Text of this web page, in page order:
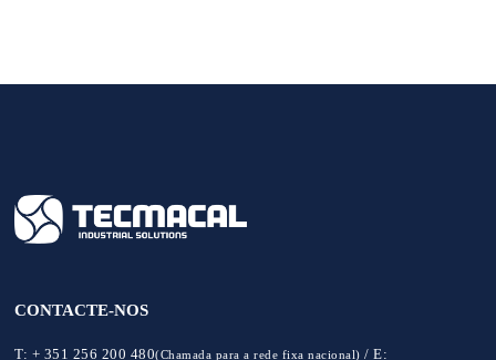
CONTACTE-NOS
T: + 351 256 200 480(Chamada para a rede fixa nacional) /E: